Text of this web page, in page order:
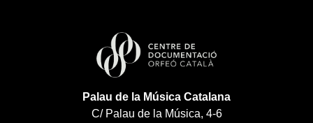
Palau de la Música Catalana
C/ Palau de la Música, 4-6